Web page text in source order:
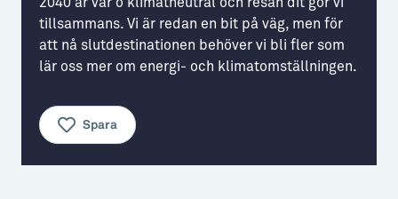
Aktiviteter
Sustainable Plejs
Hansestaden världsarv
→ Gutamål och gotländska
Allt om bostad
→ Köpa bostad
2040 är vår ö klimatneutral och resan dit gör vi
tillsammans. Vi är redan en bit på väg, men för
att nå slutdestinationen behöver vi bli fler som
lär oss mer om energi- och klimatomställningen.
Spara